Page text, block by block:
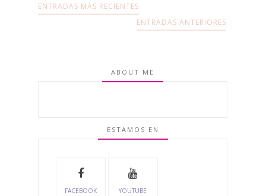
ENTRADAS MÁS RECIENTES
ENTRADAS ANTERIORES
ABOUT ME
ESTAMOS EN
FACEBOOK YOUTUBE